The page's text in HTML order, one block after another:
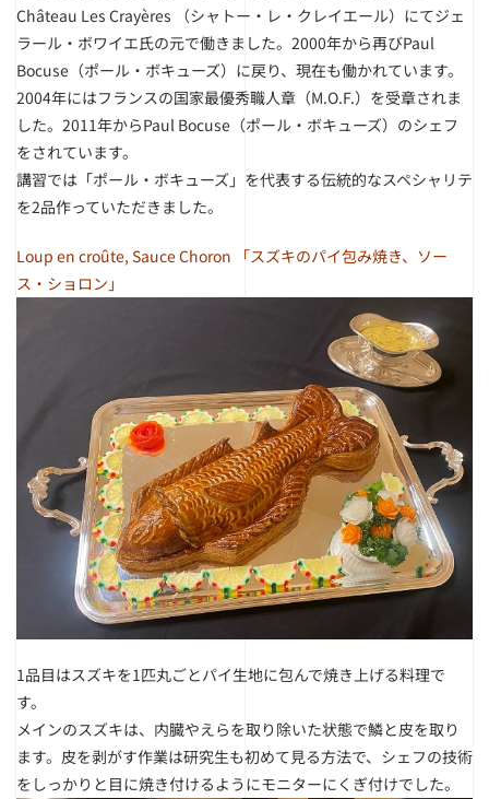
Château Les Crayères （シャトー・レ・クレイエール）にてジェ
ラール・ボワイエ氏の元で働きました。2000年から再びPaul
Bocuse（ポール・ボキューズ）に戻り、現在も働かれています。
2004年にはフランスの国家最優秀職人章（M.O.F.）を受章されま
した。2011年からPaul Bocuse（ポール・ボキューズ）のシェフ
をされています。
講習では「ポール・ボキューズ」を代表する伝統的なスペシャリテ
を2品作っていただきました。
Loup en croûte, Sauce Choron
「スズキのパイ包み焼き、ソー
ス・ショロン」
1品目はスズキを1匹丸ごとパイ生地に包んで焼き上げる料理で
す。
メインのスズキは、内臓やえらを取り除いた状態で鱗と皮を取り
ます。皮を剥がす作業は研究生も初めて見る方法で、シェフの技術
をしっかりと目に焼き付けるようにモニターにくぎ付けでした。